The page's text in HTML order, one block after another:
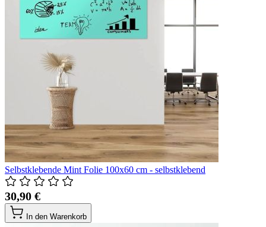
Selbstklebende Mint Folie 100x60 cm - selbstklebend
30,90 €
In den Warenkorb